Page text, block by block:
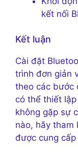
kết nối
Kết luận
Cài đặt
trình đơn giản
theo các bước
có thể thiết
không gặp sự
nào, hãy tham
được cung